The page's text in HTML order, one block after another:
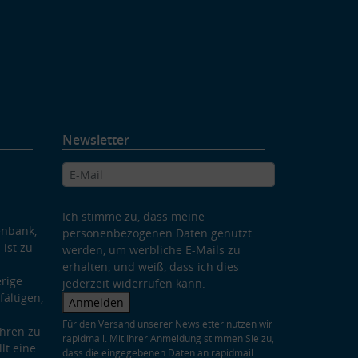
ist zu
zu
eine
Newsletter
Ich stimme zu, dass meine
personenbezogenen Daten genutzt
werden, um werbliche E-Mails zu
erhalten, und weiß, dass ich dies
jederzeit widerrufen kann.
Anmelden
Für den Versand unserer Newsletter nutzen wir
rapidmail. Mit Ihrer Anmeldung stimmen Sie zu,
dass die eingegebenen Daten an rapidmail